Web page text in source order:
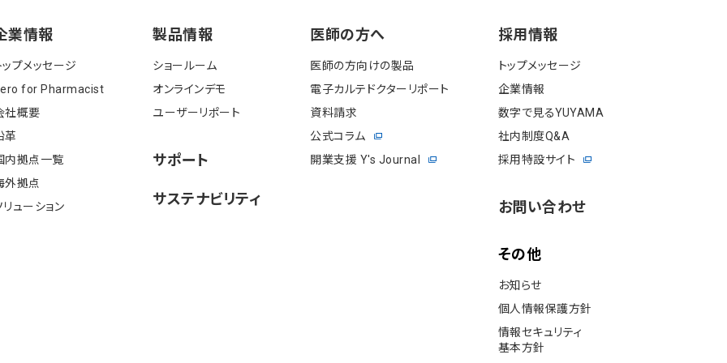
業情報
ップメッセージ
for Pharmacist
社概要
⾰
内拠点一覧
外拠点
リューション
製品情報
ショールーム
オンラインデモ
ユーザーリポート
サポート
サステナビリティ
医師の⽅へ
医師の方向けの製品
電⼦カルテドクターリポート
資料請求
公式コラム
開業⽀援 Y's Journal
採⽤情報
トップメッセージ
企業情報
数字で見るYUYAMA
社内制度Q&A
採用特設サイト
お問い合わせ
その他
お知らせ
個⼈情報保護⽅針
情報セキュリティ
基本⽅針